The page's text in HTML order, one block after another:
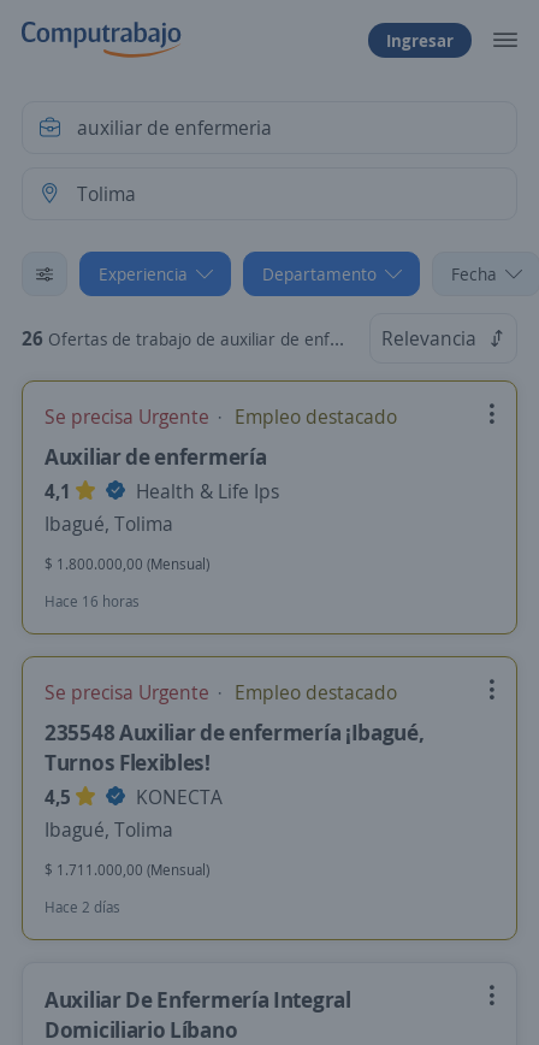
Ingresar
Experiencia Departamento Fecha
26 Ofertas de trabajo de auxiliar de enfermeria sin experiencia en Tolima Relevancia
Se precisa Urgente Empleo destacado
Auxiliar de enfermería
4,1
Health & Life Ips
Ibagué, Tolima
$ 1.800.000,00 (Mensual)
Hace 16 horas
Se precisa Urgente Empleo destacado
235548 Auxiliar de enfermería ¡Ibagué,
Turnos Flexibles!
4,5
KONECTA
Ibagué, Tolima
$ 1.711.000,00 (Mensual)
Hace 2 días
Auxiliar De Enfermería Integral
Domiciliario Líbano